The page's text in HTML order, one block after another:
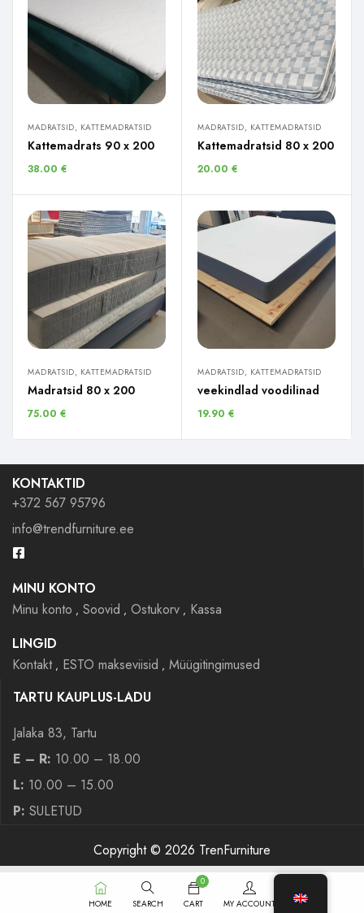
MADRATSID, KATTEMADRATSID
Kattemadrats 90 x 200
38.00 €
MADRATSID, KATTEMADRATSID
Kattemadratsid 80 x 200
20.00 €
MADRATSID, KATTEMADRATSID
Madratsid 80 x 200
75.00 €
MADRATSID, KATTEMADRATSID
veekindlad voodilinad
19.90 €
KONTAKTID
+372 567 95796
info@trendfurniture.ee
MINU KONTO
Minu konto
Soovid Ostukorv
Kassa
LINGID
Kontakt
ESTO makseviisid
Müügitingimused
TARTU KAUPLUS-LADU
Jalaka 83, Tartu
E – R: 10.00 – 18.00
L: 10.00 – 15.00
P: SULETUD
Copyright © 2026 TrenFurniture
HOME SEARCH
0
CART
MY ACCOUNT